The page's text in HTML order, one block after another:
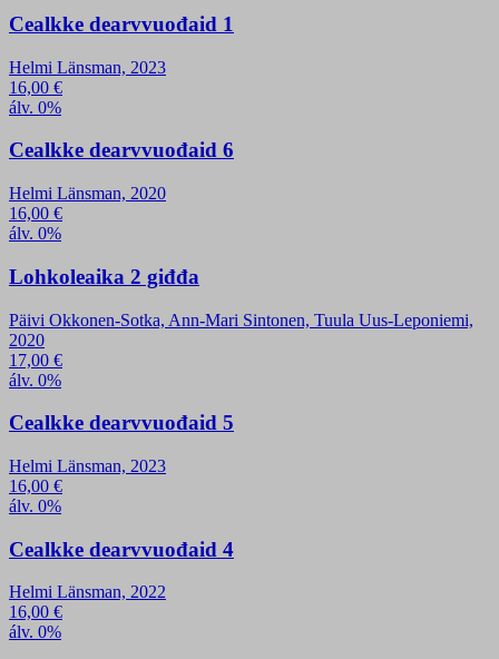
Cealkke dearvvuođaid 1
Helmi Länsman, 2023
16,00 €
álv. 0%
Cealkke dearvvuođaid 6
Helmi Länsman, 2020
16,00 €
álv. 0%
Lohkoleaika 2 giđđa
Päivi Okkonen-Sotka, Ann-Mari Sintonen, Tuula Uus-Leponiemi,
2020
17,00 €
álv. 0%
Cealkke dearvvuođaid 5
Helmi Länsman, 2023
16,00 €
álv. 0%
Cealkke dearvvuođaid 4
Helmi Länsman, 2022
16,00 €
álv. 0%